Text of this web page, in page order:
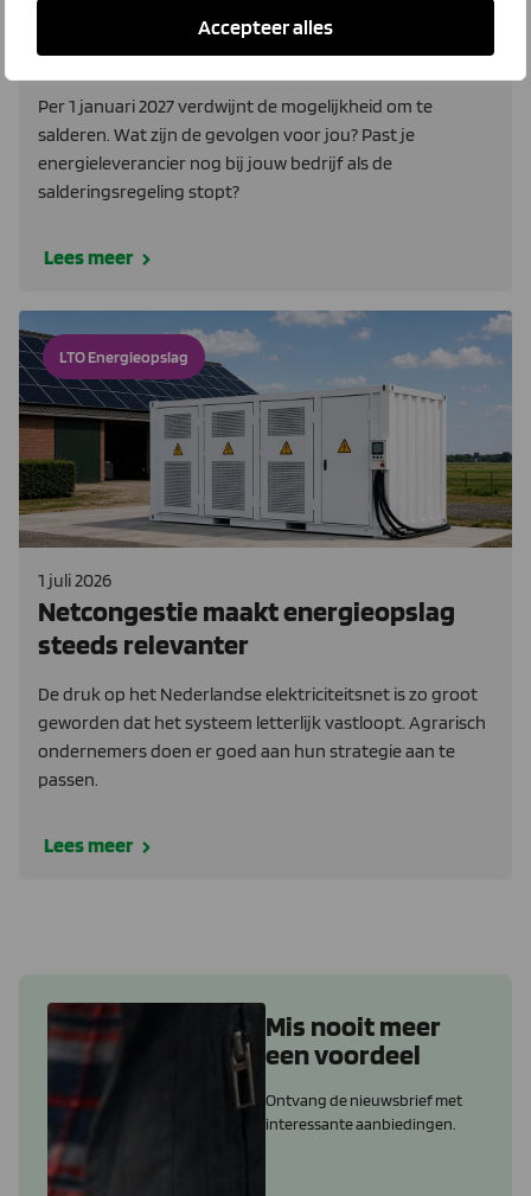
Accepteer alles
Salderen stopt. Wat zijn de gevolgen
voor jou?
Per 1 januari 2027 verdwijnt de mogelijkheid om te
salderen. Wat zijn de gevolgen voor jou? Past je
energieleverancier nog bij jouw bedrijf als de
salderingsregeling stopt?
Lees meer
LTO Energieopslag
1 juli 2026
Netcongestie maakt energieopslag
steeds relevanter
De druk op het Nederlandse elektriciteitsnet is zo groot
geworden dat het systeem letterlijk vastloopt. Agrarisch
ondernemers doen er goed aan hun strategie aan te
passen.
Lees meer
Mis nooit meer
een voordeel
Ontvang de nieuwsbrief met
interessante aanbiedingen.